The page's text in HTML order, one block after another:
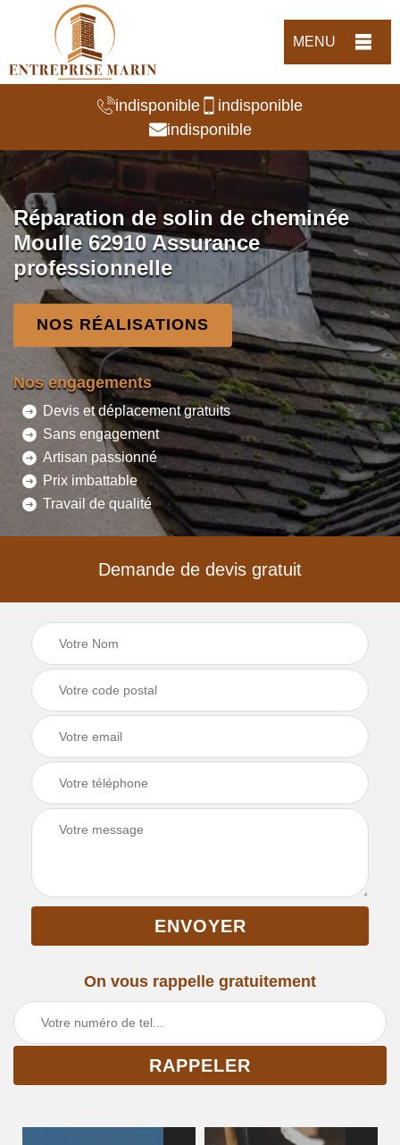
MENU
indisponible
indisponible
indisponible
Réparation de solin de cheminée
Moulle 62910 Assurance
professionnelle
NOS RÉALISATIONS
Nos engagements
Devis et déplacement gratuits
Sans engagement
Artisan passionné
Prix imbattable
Travail de qualité
Demande de devis gratuit
On vous rappelle gratuitement